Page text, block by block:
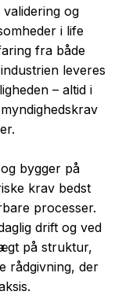
og
i life
fra både
leveres
– altid i
bygger på
krav bedst
processer.
drift og ved
på struktur,
rådgivning, der